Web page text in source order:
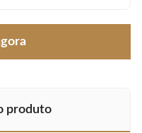
produto